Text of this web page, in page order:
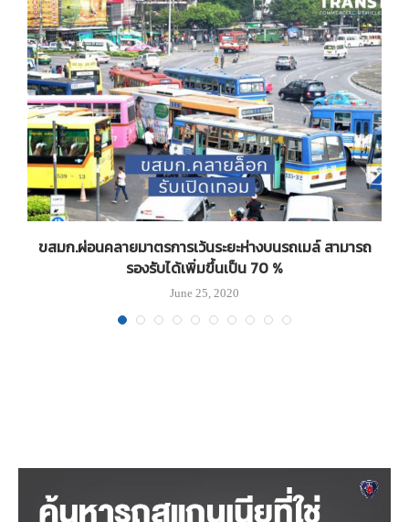
ขสมก.ผ่อนคลายมาตรการเว้นระยะห่างบนรถเมล์ สามารถ
รองรับได้เพิ่มขึ้นเป็น 70 %
June 25, 2020